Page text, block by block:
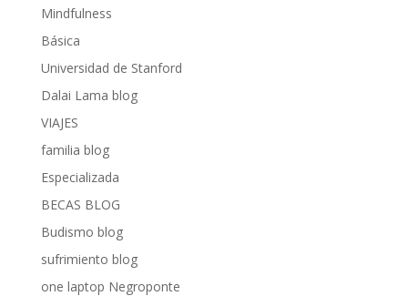
Mindfulness
Básica
Universidad de Stanford
Dalai Lama blog
VIAJES
familia blog
Especializada
BECAS BLOG
Budismo blog
sufrimiento blog
one laptop Negroponte